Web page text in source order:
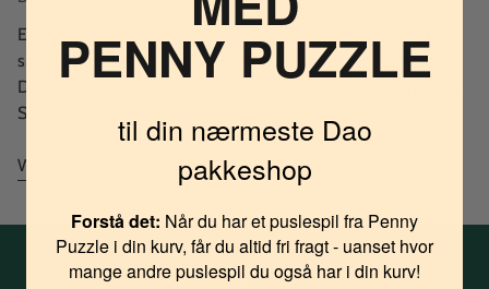
Ein lustiges Analogspiel spielen und dabei Spaß haben. Hier
sind 10 gute Gründe dafür. Beginnen wir mit der richtigen
Definition: Ein analoges Spiel ist zum Beispiel Backgammon,
Schach, Mensch ärgere...
Weiterlesen
PENNY PUZZLE
til din nærmeste Dao
pakkeshop
Forstå det: Når du har et puslespil fra Penny
Puzzle i din kurv, får du altid fri fragt - uanset hvor
mange andre puslespil du også har i din kurv!